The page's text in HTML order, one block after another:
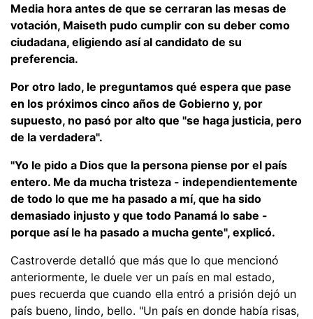
Media hora antes de que se cerraran las mesas de
votación, Maiseth pudo cumplir con su deber como
ciudadana, eligiendo así al candidato de su
preferencia.
Por otro lado, le preguntamos qué espera que pase
en los próximos cinco años de Gobierno y, por
supuesto, no pasó por alto que "se haga justicia, pero
de la verdadera".
"Yo le pido a Dios que la persona piense por el país
entero. Me da mucha tristeza - independientemente
de todo lo que me ha pasado a mí, que ha sido
demasiado injusto y que todo Panamá lo sabe -
porque así le ha pasado a mucha gente", explicó.
Castroverde detalló que más que lo que mencionó
anteriormente, le duele ver un país en mal estado,
pues recuerda que cuando ella entró a prisión dejó un
país bueno, lindo, bello. "Un país en donde había risas,